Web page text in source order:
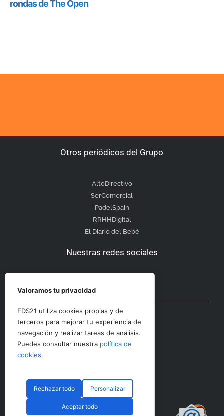
Otros periódicos del Grupo
AltoDirectivo
SerComercial
PadelSpain
RRHHDigital
El Diario del Bebé
Nuestras redes sociales
Otras secciones
Contacto
© CopyRight 2023 RRHHDigital
Valoramos tu privacidad
EDS21 utiliza cookies propias y de
terceros para mejorar tu experiencia de
navegación y realizar tareas de análisis.
Puedes consultar nuestra política de
cookies.
Rechazar todo Personalizar
Aceptar todo